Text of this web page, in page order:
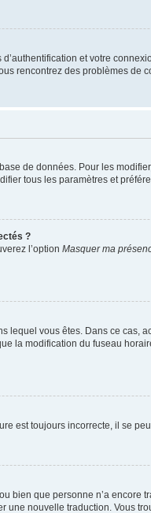
et votre
rencontrez des problèmes
de données. Pour les
tous les paramètres et
?
l’option Masquer ma
lequel vous êtes. Dans ce cas,
la modification du fuseau
est toujours incorrecte, il se
bien que personne n’a
une nouvelle traduction. Vous